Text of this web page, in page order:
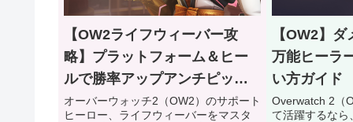
【OW2ライフウィーバー攻
略】プラットフォーム＆ヒー
ルで勝率アップアンチピック
対策
オーバーウォッチ2（OW2）のサポート
ヒーロー、ライフウィーバーをマスタ
【OW2】
万能ヒーラ
い方ガイド
Overwatch 2（
て活躍するな